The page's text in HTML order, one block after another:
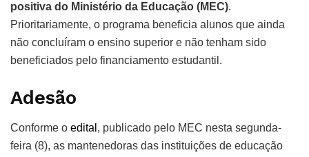
positiva do Ministério da Educação (MEC).
Prioritariamente, o programa beneficia alunos que ainda
não concluíram o ensino superior e não tenham sido
beneficiados pelo financiamento estudantil.
Adesão
Conforme o edital , publicado pelo MEC nesta segunda-
feira (8), as mantenedoras das instituições de educação